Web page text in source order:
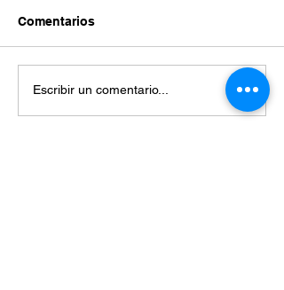
Comentarios
Escribir un comentario...